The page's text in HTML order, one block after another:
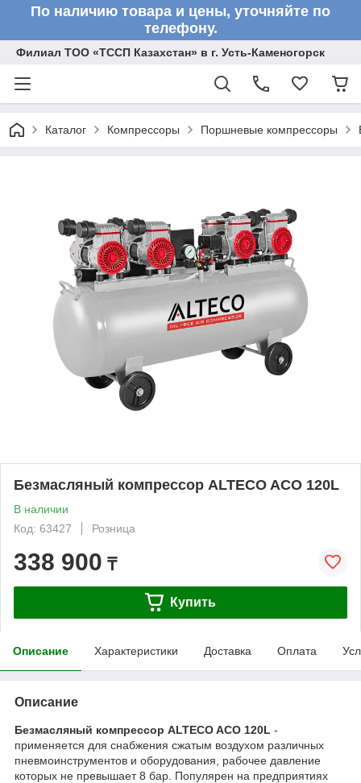
По наличию товара и цены, уточняйте по
телефону.
Филиал ТОО «ТССП Казахстан» в г. Усть-Каменогорск
Каталог Компрессоры Поршневые компрессоры
Безмасляный компрессор ALTECO ACO 120L
В наличии
Код: 63427
Розница
338 900 ₸
Купить
Описание Характеристики Доставка Оплата
Описание
Безмасляный компрессор ALTECO ACO 120L -
применяется для снабжения сжатым воздухом различных
пневмоинструментов и оборудования, рабочее давление
которых не превышает 8 бар. Популярен на предприятиях